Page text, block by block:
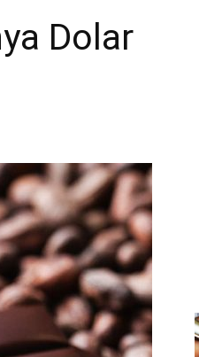
Dolar